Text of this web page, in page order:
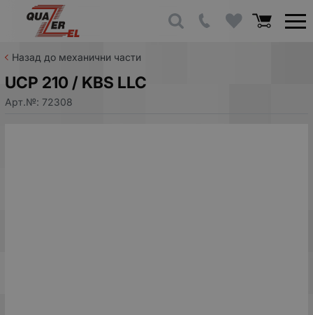
Назад до механични части
UCP 210 / KBS LLC
Арт.№: 72308